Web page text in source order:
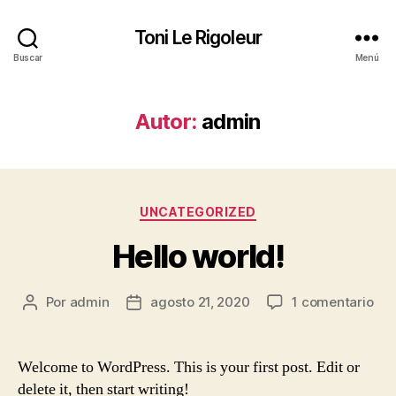
Buscar
Toni Le Rigoleur
Menú
Autor: admin
Categorías
UNCATEGORIZED
Hello world!
Autor
entrada
Por admin
Fecha
entrada
agosto 21, 2020 1 comentarioen
Welcome to WordPress. This is your first post. Edit or
delete it, then start writing!